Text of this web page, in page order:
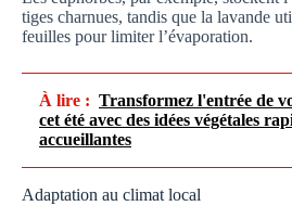
tiges charnues, tandis que la lavande
feuilles pour limiter l’évaporation.
À lire : Transformez l'entrée de
cet été avec des idées végétales
accueillantes
Adaptation au climat local